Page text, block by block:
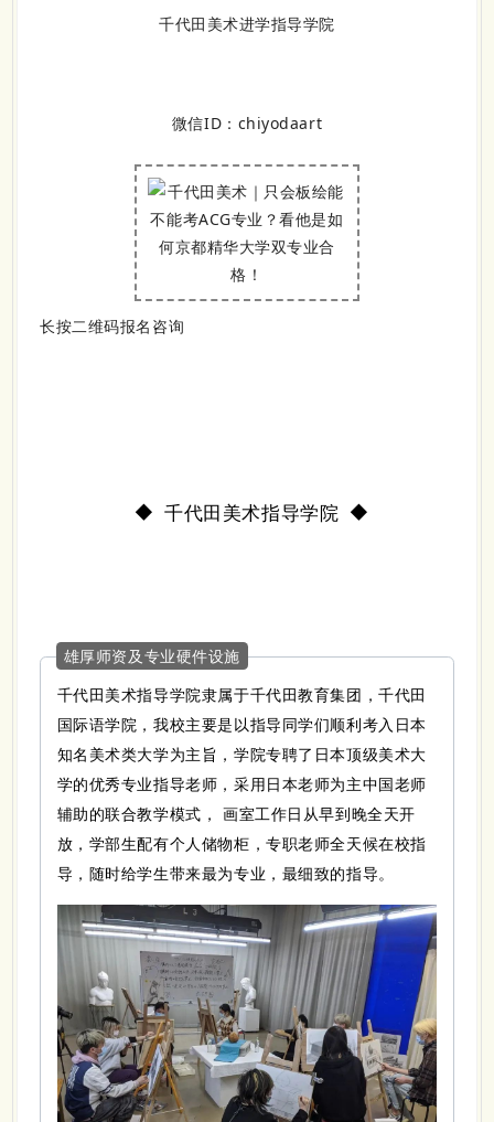
千代田美术进学指导学院
微信ID：chiyodaart
长按二维码报名咨询
◆ 千代田美术指导学院 ◆
雄厚师资及专业硬件设施
千代田美术指导学院隶属于千代田教育集团，千代田
国际语学院，我校主要是以指导同学们顺利考入日本
知名美术类大学为主旨，学院专聘了日本顶级美术大
学的优秀专业指导老师，采用日本老师为主中国老师
辅助的联合教学模式， 画室工作日从早到晚全天开
放，学部生配有个人储物柜，专职老师全天候在校指
导，随时给学生带来最为专业，最细致的指导。